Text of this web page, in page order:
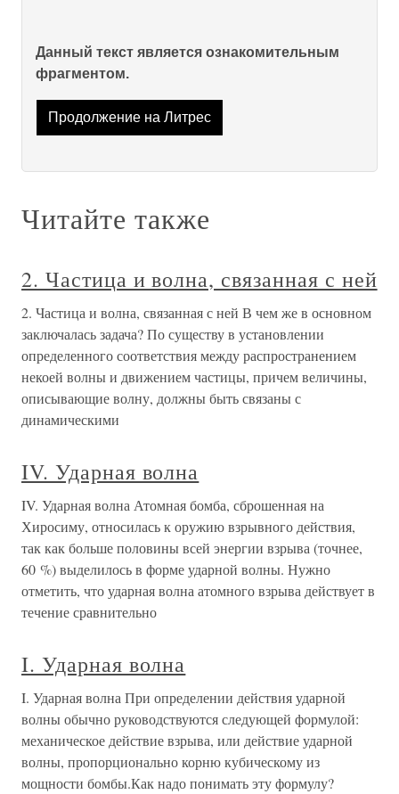
Данный текст является ознакомительным
фрагментом.
Продолжение на Литрес
Читайте также
2. Частица и волна, связанная с ней
2. Частица и волна, связанная с ней В чем же в основном
заключалась задача? По существу в установлении
определенного соответствия между распространением
некоей волны и движением частицы, причем величины,
описывающие волну, должны быть связаны с
динамическими
IV. Ударная волна
IV. Ударная волна Атомная бомба, сброшенная на
Хиросиму, относилась к оружию взрывного действия,
так как больше половины всей энергии взрыва (точнее,
60 %) выделилось в форме ударной волны. Нужно
отметить, что ударная волна атомного взрыва действует в
течение сравнительно
I. Ударная волна
I. Ударная волна При определении действия ударной
волны обычно руководствуются следующей формулой:
механическое действие взрыва, или действие ударной
волны, пропорционально корню кубическому из
мощности бомбы.Как надо понимать эту формулу?